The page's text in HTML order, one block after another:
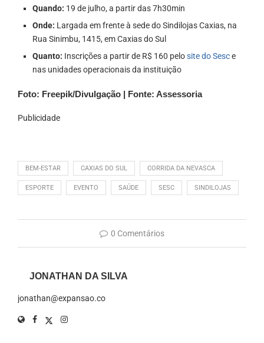
Quando: 19 de julho, a partir das 7h30min
Onde: Largada em frente à sede do Sindilojas Caxias, na
Rua Sinimbu, 1415, em Caxias do Sul
Quanto: Inscrições a partir de R$ 160 pelosite do Sesce
nas unidades operacionais da instituição
Foto: Freepik/Divulgação | Fonte: Assessoria
Publicidade
BEM-ESTAR CAXIAS DO SUL CORRIDA DA NEVASCA
ESPORTE EVENTO SAÚDE SESC SINDILOJAS
0 Comentários
JONATHAN DA SILVA
jonathan@expansao.co